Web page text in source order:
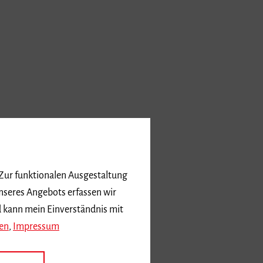
2025) in the
of the Musicological
funktionalen Ausgestaltung
Angebots erfassen wir
kann mein Einverständnis mit
Impressum